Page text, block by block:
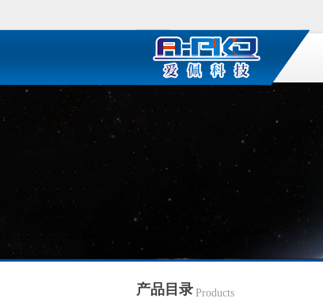
产品目录 Products